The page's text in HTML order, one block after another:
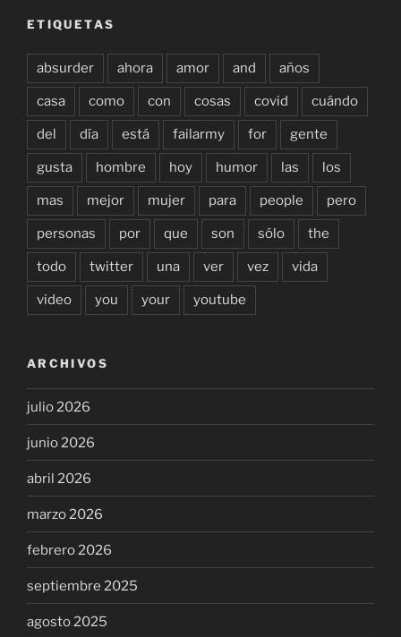
ETIQUETAS
absurder ahora amor and años
casa como con cosas covid cuándo
del día está failarmy for gente
gusta hombre hoy humor las los
mas mejor mujer para people pero
personas por que son sólo the
todo twitter una ver vez vida
video you your youtube
ARCHIVOS
julio 2026
junio 2026
abril 2026
marzo 2026
febrero 2026
septiembre 2025
agosto 2025